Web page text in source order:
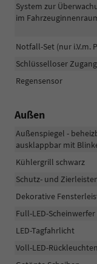
System zur
im
Notfall-Set (nur i.V.m.
Schlüsselloser
Regensensor
Außen
Außenspiegel -
ausklappbar mit
Kühlergrill schwarz
Schutz- und
Dekorative
Full-LED-
LED-Tagfahrlicht
Voll-LED-Rückleuchten